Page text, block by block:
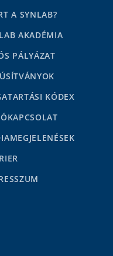
A SYNLAB?
AKADÉMIA
PÁLYÁZAT
KÓDEX